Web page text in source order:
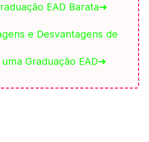
EAD Barata➜
e Desvantagens de
uma Graduação EAD➜